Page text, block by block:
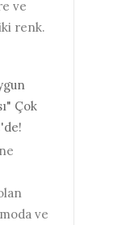
ve
renk.
Çok
ve